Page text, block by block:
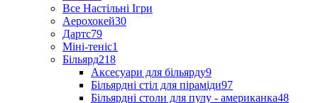
Все Настільні Ігри
Аерохокей30
Дартс79
Міні-теніс1
Більярд218
Аксесуари для більярду9
Більярдні стіл для піраміди97
Більярдні столи для пулу - американка48